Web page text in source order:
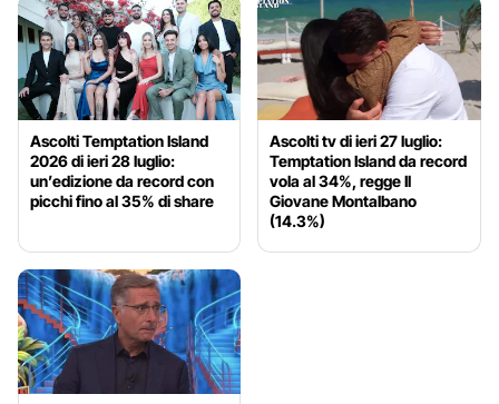
Ascolti Temptation Island
2026 di ieri 28 luglio:
un’edizione da record con
picchi fino al 35% di share
Ascolti tv di ieri 27 luglio:
Temptation Island da record
vola al 34%, regge Il
Giovane Montalbano
(14.3%)